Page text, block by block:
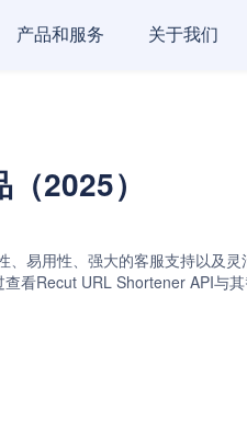
产品和服务 关于我们
2025）
易用性、强大的客服支持以及
看Recut URL Shortener API与